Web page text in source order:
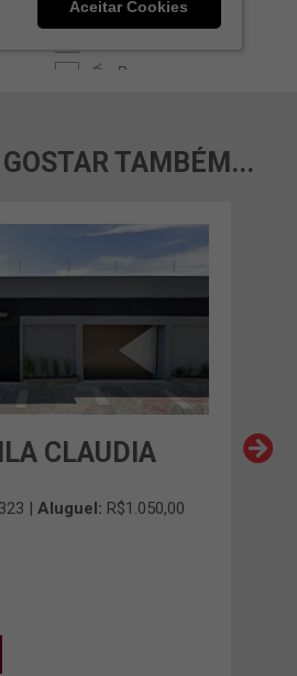
TAMBÉM...
CLAUDIA
| Aluguel: R$1.050,00